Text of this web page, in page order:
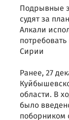
Подрывные
судят за
Алкали
Сирии
Ранее, 27
области. В
было
поборником